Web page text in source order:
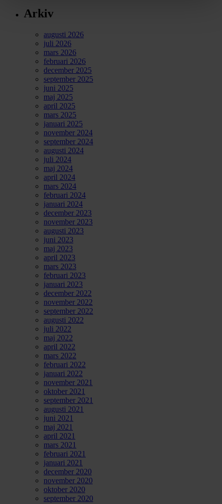
Arkiv
augusti 2026
juli 2026
mars 2026
februari 2026
december 2025
september 2025
juni 2025
maj 2025
april 2025
mars 2025
januari 2025
november 2024
september 2024
augusti 2024
juli 2024
maj 2024
april 2024
mars 2024
februari 2024
januari 2024
december 2023
november 2023
augusti 2023
juni 2023
maj 2023
april 2023
mars 2023
februari 2023
januari 2023
december 2022
november 2022
september 2022
augusti 2022
juli 2022
maj 2022
april 2022
mars 2022
februari 2022
januari 2022
november 2021
oktober 2021
september 2021
augusti 2021
juni 2021
maj 2021
april 2021
mars 2021
februari 2021
januari 2021
december 2020
november 2020
oktober 2020
september 2020